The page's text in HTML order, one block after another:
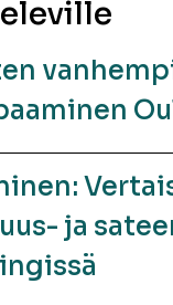
ja